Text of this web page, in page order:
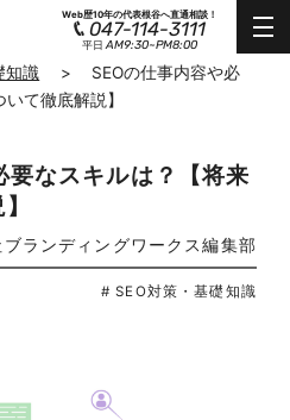
Web歴10年の代表根谷へ直通相談！
047-114-3111
平日AM9:30~PM8:00
知識 >
SEOの仕事内容や必
て徹底解説】
なスキルは？【将来
ランディングワークス編集部
# SEO対策・基礎知識